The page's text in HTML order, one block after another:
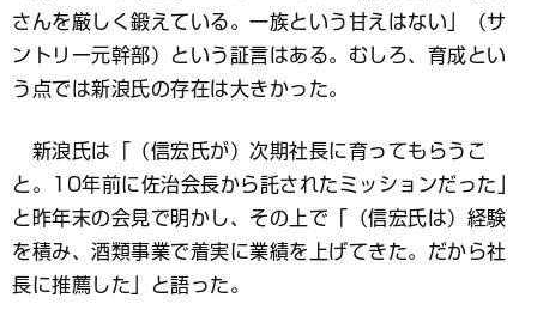
さんを厳しく鍛えている。一族という甘えはない」（サ
ントリー元幹部）という証言はある。むしろ、育成とい
う点では新浪氏の存在は大きかった。
新浪氏は「（信宏氏が）次期社長に育ってもらうこ
と。10年前に佐治会長から託されたミッションだった」
と昨年末の会見で明かし、その上で「（信宏氏は）経験
を積み、酒類事業で着実に業績を上げてきた。だから社
長に推薦した」と語った。